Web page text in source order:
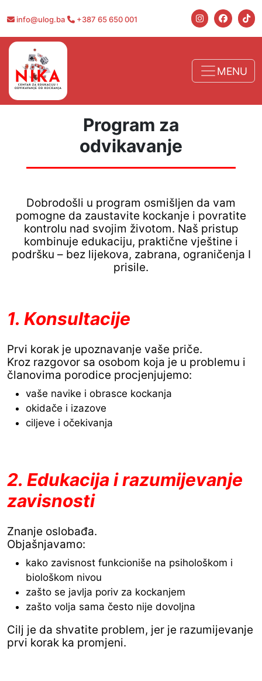
info@ulog.ba +387 65 650 001
MENU
Program za
odvikavanje
Dobrodošli u program osmišljen da vam
pomogne da zaustavite kockanje i povratite
kontrolu nad svojim životom. Naš pristup
kombinuje edukaciju, praktične vještine i
podršku – bez lijekova, zabrana, ograničenja I
prisile.
1. Konsultacije
Prvi korak je upoznavanje vaše priče.
Kroz razgovor sa osobom koja je u problemu i
članovima porodice procjenjujemo:
vaše navike i obrasce kockanja
okidače i izazove
ciljeve i očekivanja
2. Edukacija i razumijevanje
zavisnosti
Znanje oslobađa.
Objašnjavamo:
kako zavisnost funkcioniše na psihološkom i
biološkom nivou
zašto se javlja poriv za kockanjem
zašto volja sama često nije dovoljna
Cilj je da shvatite problem, jer je razumijevanje
prvi korak ka promjeni.